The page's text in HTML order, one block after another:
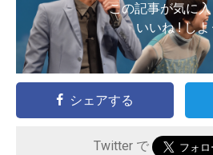
この記事が気に
いいね ! しよ
シェアする
Twitter で